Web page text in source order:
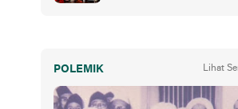
POLEMIK Lihat